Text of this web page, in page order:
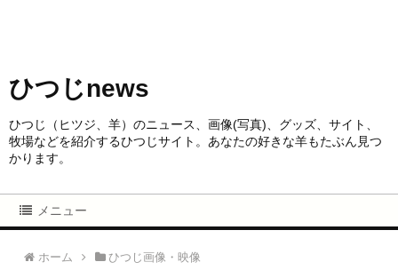
ひつじnews
ひつじ（ヒツジ、羊）のニュース、画像(写真)、グッズ、サイト、
牧場などを紹介するひつじサイト。あなたの好きな羊もたぶん見つ
かります。
メニュー
ホーム ひつじ画像・映像